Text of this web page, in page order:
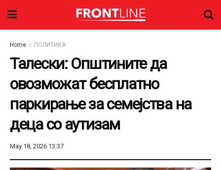
Home ПОЛИТИКА
Талески: Општините да
овозможат бесплатно
паркирање за семејства на
деца со аутизам
May 18, 2026 13:37